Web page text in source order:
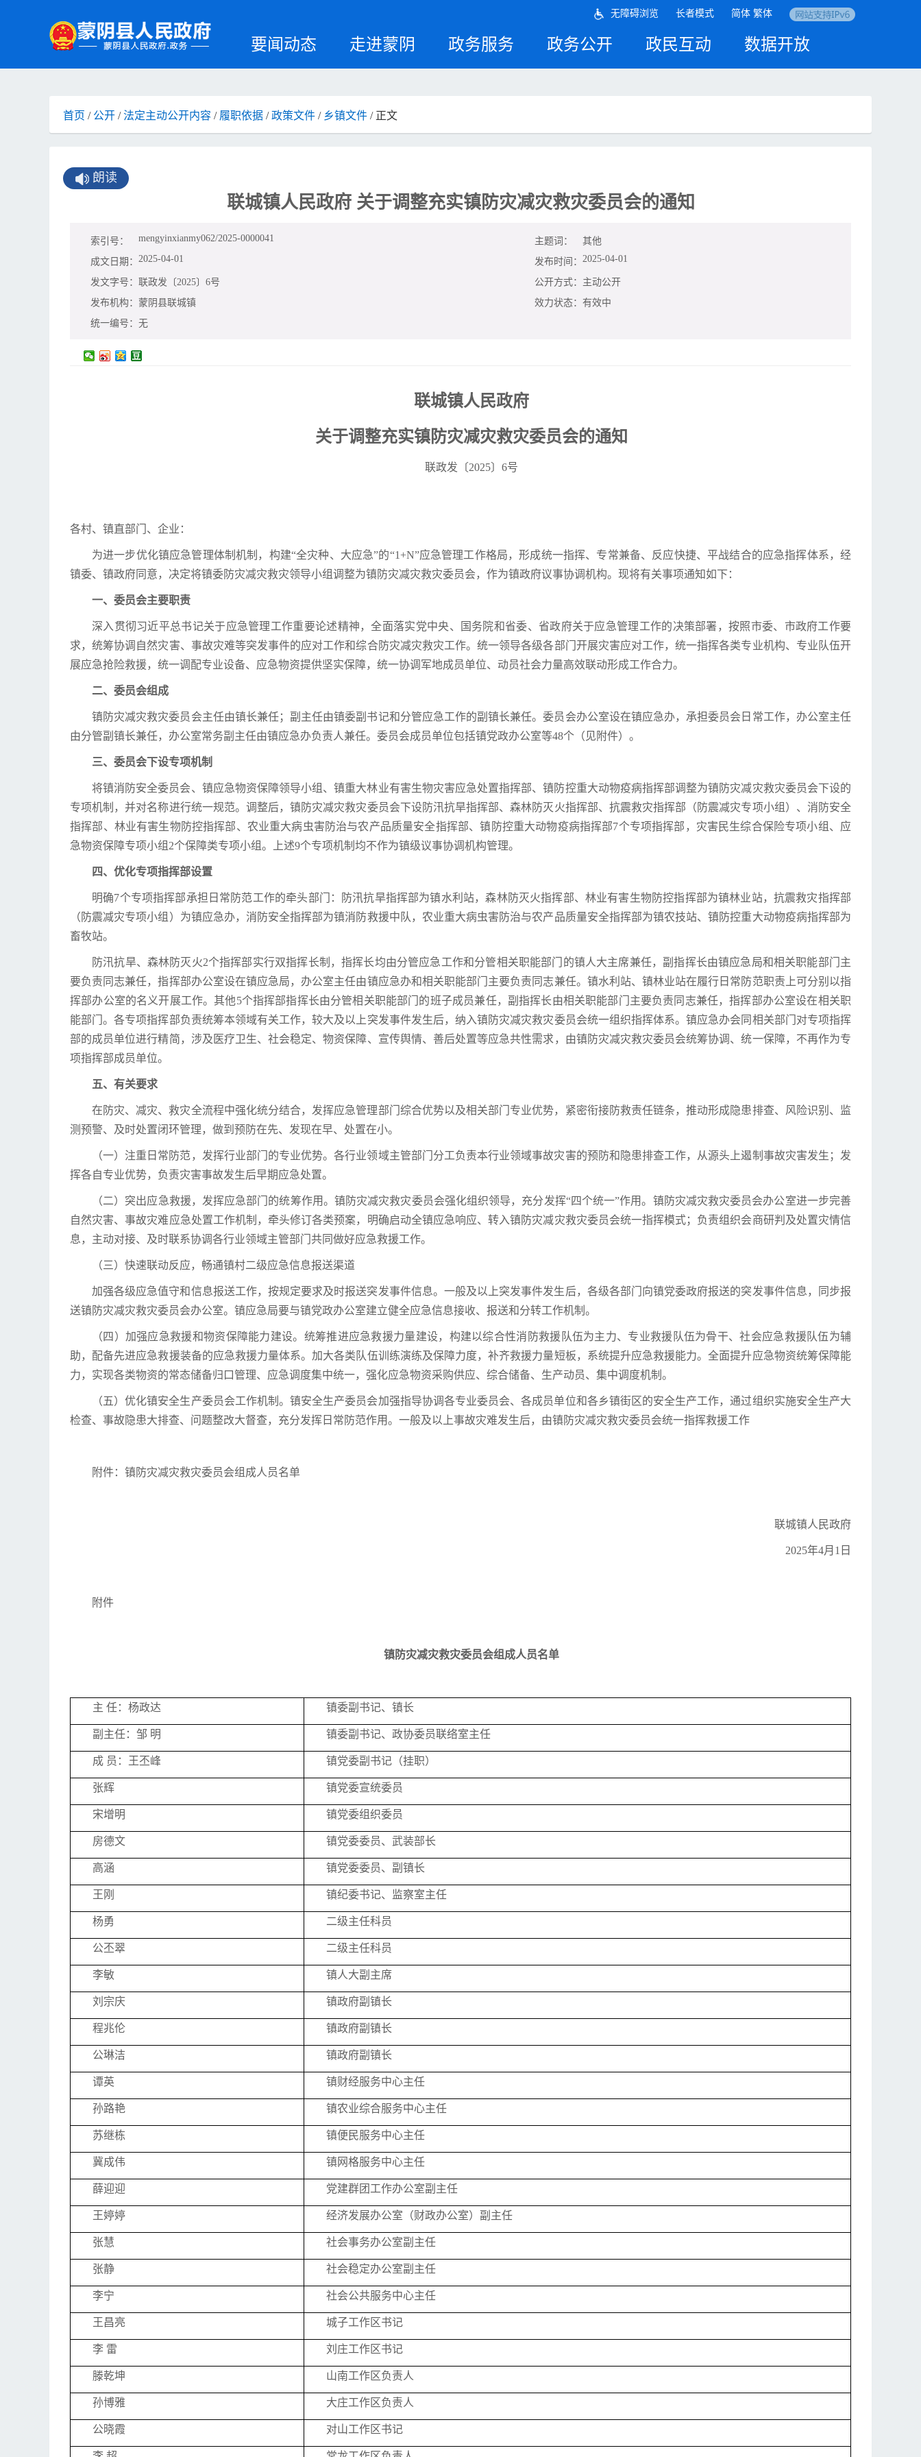
要闻动态 走进蒙阴 政务服务 政务公开 政民互动 数据开放
无障碍浏览 长者模式 简体 繁体
首页 / 公开 /法定主动公开内容 / 履职依据 /政策文件 / 乡镇文件 / 正文
朗读
联城镇人民政府 关于调整充实镇防灾减灾救灾委员会的通知
索引号： mengyinxianmy062/2025-0000041 主题词：
其他
成文日期： 2025-04-01 发布时间： 2025-04-01
发文字号： 联政发〔2025〕6号 公开方式： 主动公开
发布机构： 蒙阴县联城镇 效力状态： 有效中
统一编号： 无
联城镇人民政府
关于调整充实镇防灾减灾救灾委员会的通知
联政发〔2025〕6号
各村、镇直部门、企业：
为进一步优化镇应急管理体制机制，构建“全灾种、大应急”的“1+N”应急管理工作格局，形成统一指挥、专常兼备、反应快捷、平战结合的应急指挥体系，经
镇委、镇政府同意，决定将镇委防灾减灾救灾领导小组调整为镇防灾减灾救灾委员会，作为镇政府议事协调机构。现将有关事项通知如下：
一、委员会主要职责
深入贯彻习近平总书记关于应急管理工作重要论述精神，全面落实党中央、国务院和省委、省政府关于应急管理工作的决策部署，按照市委、市政府工作要
求，统筹协调自然灾害、事故灾难等突发事件的应对工作和综合防灾减灾救灾工作。统一领导各级各部门开展灾害应对工作，统一指挥各类专业机构、专业队伍开
展应急抢险救援，统一调配专业设备、应急物资提供坚实保障，统一协调军地成员单位、动员社会力量高效联动形成工作合力。
二、委员会组成
镇防灾减灾救灾委员会主任由镇长兼任；副主任由镇委副书记和分管应急工作的副镇长兼任。委员会办公室设在镇应急办，承担委员会日常工作，办公室主任
由分管副镇长兼任，办公室常务副主任由镇应急办负责人兼任。委员会成员单位包括镇党政办公室等48个（见附件）。
三、委员会下设专项机制
将镇消防安全委员会、镇应急物资保障领导小组、镇重大林业有害生物灾害应急处置指挥部、镇防控重大动物疫病指挥部调整为镇防灾减灾救灾委员会下设的
专项机制，并对名称进行统一规范。调整后，镇防灾减灾救灾委员会下设防汛抗旱指挥部、森林防灭火指挥部、抗震救灾指挥部（防震减灾专项小组）、消防安全
指挥部、林业有害生物防控指挥部、农业重大病虫害防治与农产品质量安全指挥部、镇防控重大动物疫病指挥部7个专项指挥部，灾害民生综合保险专项小组、应
急物资保障专项小组2个保障类专项小组。上述9个专项机制均不作为镇级议事协调机构管理。
四、优化专项指挥部设置
明确7个专项指挥部承担日常防范工作的牵头部门：防汛抗旱指挥部为镇水利站，森林防灭火指挥部、林业有害生物防控指挥部为镇林业站，抗震救灾指挥部
（防震减灾专项小组）为镇应急办，消防安全指挥部为镇消防救援中队，农业重大病虫害防治与农产品质量安全指挥部为镇农技站、镇防控重大动物疫病指挥部为
畜牧站。
防汛抗旱、森林防灭火2个指挥部实行双指挥长制，指挥长均由分管应急工作和分管相关职能部门的镇人大主席兼任，副指挥长由镇应急局和相关职能部门主
要负责同志兼任，指挥部办公室设在镇应急局，办公室主任由镇应急办和相关职能部门主要负责同志兼任。镇水利站、镇林业站在履行日常防范职责上可分别以指
挥部办公室的名义开展工作。其他5个指挥部指挥长由分管相关职能部门的班子成员兼任，副指挥长由相关职能部门主要负责同志兼任，指挥部办公室设在相关职
能部门。各专项指挥部负责统筹本领域有关工作，较大及以上突发事件发生后，纳入镇防灾减灾救灾委员会统一组织指挥体系。镇应急办会同相关部门对专项指挥
部的成员单位进行精简，涉及医疗卫生、社会稳定、物资保障、宣传舆情、善后处置等应急共性需求，由镇防灾减灾救灾委员会统筹协调、统一保障，不再作为专
项指挥部成员单位。
五、有关要求
在防灾、减灾、救灾全流程中强化统分结合，发挥应急管理部门综合优势以及相关部门专业优势，紧密衔接防救责任链条，推动形成隐患排查、风险识别、监
测预警、及时处置闭环管理，做到预防在先、发现在早、处置在小。
（一）注重日常防范，发挥行业部门的专业优势。各行业领域主管部门分工负责本行业领域事故灾害的预防和隐患排查工作，从源头上遏制事故灾害发生；发
挥各自专业优势，负责灾害事故发生后早期应急处置。
（二）突出应急救援，发挥应急部门的统筹作用。镇防灾减灾救灾委员会强化组织领导，充分发挥“四个统一”作用。镇防灾减灾救灾委员会办公室进一步完善
自然灾害、事故灾难应急处置工作机制，牵头修订各类预案，明确启动全镇应急响应、转入镇防灾减灾救灾委员会统一指挥模式；负责组织会商研判及处置灾情信
息，主动对接、及时联系协调各行业领域主管部门共同做好应急救援工作。
（三）快速联动反应，畅通镇村二级应急信息报送渠道
加强各级应急值守和信息报送工作，按规定要求及时报送突发事件信息。一般及以上突发事件发生后，各级各部门向镇党委政府报送的突发事件信息，同步报
送镇防灾减灾救灾委员会办公室。镇应急局要与镇党政办公室建立健全应急信息接收、报送和分转工作机制。
（四）加强应急救援和物资保障能力建设。统筹推进应急救援力量建设，构建以综合性消防救援队伍为主力、专业救援队伍为骨干、社会应急救援队伍为辅
助，配备先进应急救援装备的应急救援力量体系。加大各类队伍训练演练及保障力度，补齐救援力量短板，系统提升应急救援能力。全面提升应急物资统筹保障能
力，实现各类物资的常态储备归口管理、应急调度集中统一，强化应急物资采购供应、综合储备、生产动员、集中调度机制。
（五）优化镇安全生产委员会工作机制。镇安全生产委员会加强指导协调各专业委员会、各成员单位和各乡镇街区的安全生产工作，通过组织实施安全生产大
检查、事故隐患大排查、问题整改大督查，充分发挥日常防范作用。一般及以上事故灾难发生后，由镇防灾减灾救灾委员会统一指挥救援工作
附件：镇防灾减灾救灾委员会组成人员名单
联城镇人民政府
2025年4月1日
附件
镇防灾减灾救灾委员会组成人员名单
主 任：杨政达 镇委副书记、镇长
副主任：邹 明 镇委副书记、政协委员联络室主任
成 员：王丕峰 镇党委副书记（挂职）
张辉 镇党委宣统委员
宋增明 镇党委组织委员
房德文 镇党委委员、武装部长
高涵 镇党委委员、副镇长
王刚 镇纪委书记、监察室主任
杨勇 二级主任科员
公丕翠 二级主任科员
李敏 镇人大副主席
刘宗庆 镇政府副镇长
程兆伦 镇政府副镇长
公琳洁 镇政府副镇长
谭英 镇财经服务中心主任
孙路艳 镇农业综合服务中心主任
苏继栋 镇便民服务中心主任
冀成伟 镇网格服务中心主任
薛迎迎 党建群团工作办公室副主任
王婷婷 经济发展办公室（财政办公室）副主任
张慧 社会事务办公室副主任
张静 社会稳定办公室副主任
李宁 社会公共服务中心主任
王昌亮 城子工作区书记
李 雷 刘庄工作区书记
滕乾坤 山南工作区负责人
孙博雅 大庄工作区负责人
公晓霞 对山工作区书记